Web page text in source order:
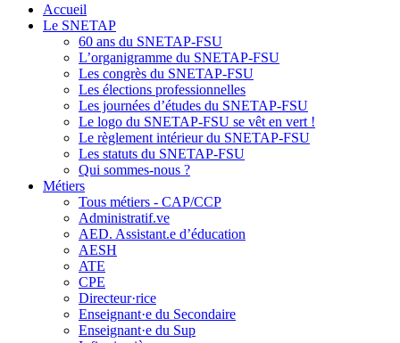
Accueil
Le SNETAP
60 ans du SNETAP-FSU
L’organigramme du SNETAP-FSU
Les congrès du SNETAP-FSU
Les élections professionnelles
Les journées d’études du SNETAP-FSU
Le logo du SNETAP-FSU se vêt en vert !
Le règlement intérieur du SNETAP-FSU
Les statuts du SNETAP-FSU
Qui sommes-nous ?
Métiers
Tous métiers - CAP/CCP
Administratif.ve
AED. Assistant.e d’éducation
AESH
ATE
CPE
Directeur·rice
Enseignant·e du Secondaire
Enseignant·e du Sup